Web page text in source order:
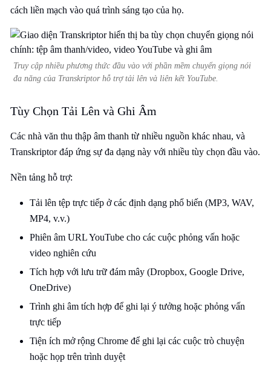
cách liền mạch vào quá trình sáng tạo của họ.
Truy cập nhiều phương thức đầu vào với phần mềm chuyển giọng nói
đa năng của Transkriptor hỗ trợ tải lên và liên kết YouTube.
Tùy Chọn Tải Lên và Ghi Âm
Các nhà văn thu thập âm thanh từ nhiều nguồn khác nhau, và
Transkriptor đáp ứng sự đa dạng này với nhiều tùy chọn đầu vào.
Nền tảng hỗ trợ:
Tải lên tệp trực tiếp ở các định dạng phổ biến (MP3, WAV,
MP4, v.v.)
Phiên âm URL YouTube cho các cuộc phỏng vấn hoặc
video nghiên cứu
Tích hợp với lưu trữ đám mây (Dropbox, Google Drive,
OneDrive)
Trình ghi âm tích hợp để ghi lại ý tưởng hoặc phỏng vấn
trực tiếp
Tiện ích mở rộng Chrome để ghi lại các cuộc trò chuyện
hoặc họp trên trình duyệt